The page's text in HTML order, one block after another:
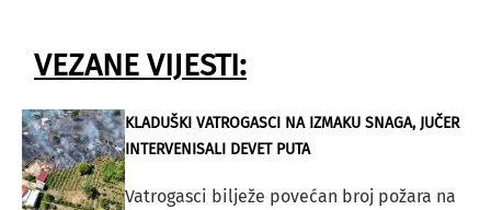
VEZANE VIJESTI:
KLADUŠKI VATROGASCI NA IZMAKU SNAGA, JUČER
INTERVENISALI DEVET PUTA
Vatrogasci bilježe povećan broj požara na